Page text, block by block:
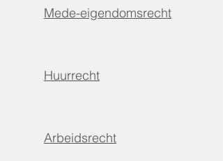
Mede-eigendomsrecht
Huurrecht
Arbeidsrecht